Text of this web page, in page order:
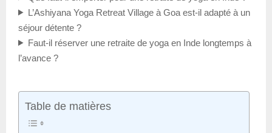
L’Ashiyana Yoga Retreat Village à Goa est-il adapté à un
séjour détente ?
Faut-il réserver une retraite de yoga en Inde longtemps à
l’avance ?
Table de matières